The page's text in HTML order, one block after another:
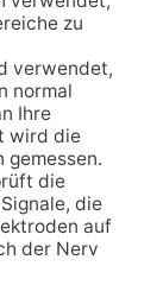
zu
verwendet,
normal
Ihre
wird die
die
die
auf
der Nerv